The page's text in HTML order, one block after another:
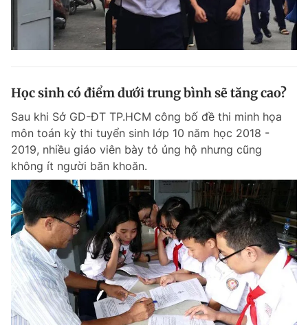
Học sinh có điểm dưới trung bình sẽ tăng cao?
Sau khi Sở GD-ĐT TP.HCM công bố đề thi minh họa
môn toán kỳ thi tuyển sinh lớp 10 năm học 2018 -
2019, nhiều giáo viên bày tỏ ủng hộ nhưng cũng
không ít người băn khoăn.